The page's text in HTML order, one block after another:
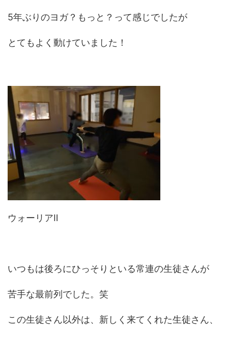
5年ぶりのヨガ？もっと？って感じでしたが
とてもよく動けていました！
ウォーリアⅡ
いつもは後ろにひっそりといる常連の生徒さんが
苦手な最前列でした。笑
この生徒さん以外は、新しく来てくれた生徒さん、